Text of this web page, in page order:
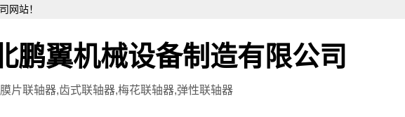
网站！
鹏翼机械设备制造有限公司
片联轴器,齿式联轴器,梅花联轴器,弹性联轴器